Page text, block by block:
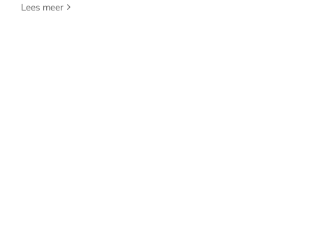
Lees meer